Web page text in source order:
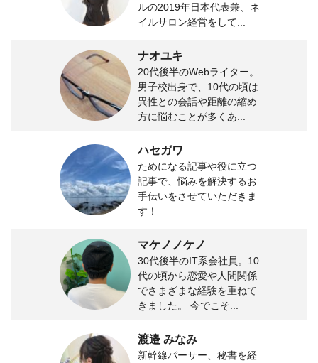
ルの2019年日本代表兼、ネ
イルサロン経営をして...
ナオユキ
20代後半のWebライター。
男子校出身で、10代の頃は
異性との会話や距離の縮め
方に悩むことが多くあ...
ハセガワ
ためになる記事や役に立つ
記事で、悩みを解決するお
手伝いをさせていただきま
す！
マケノノケノ
30代後半のIT系会社員。10
代の頃から恋愛や人間関係
でさまざまな経験を重ねて
きました。 今でこそ...
渡邉 みなみ
新幹線パーサー、秘書を経